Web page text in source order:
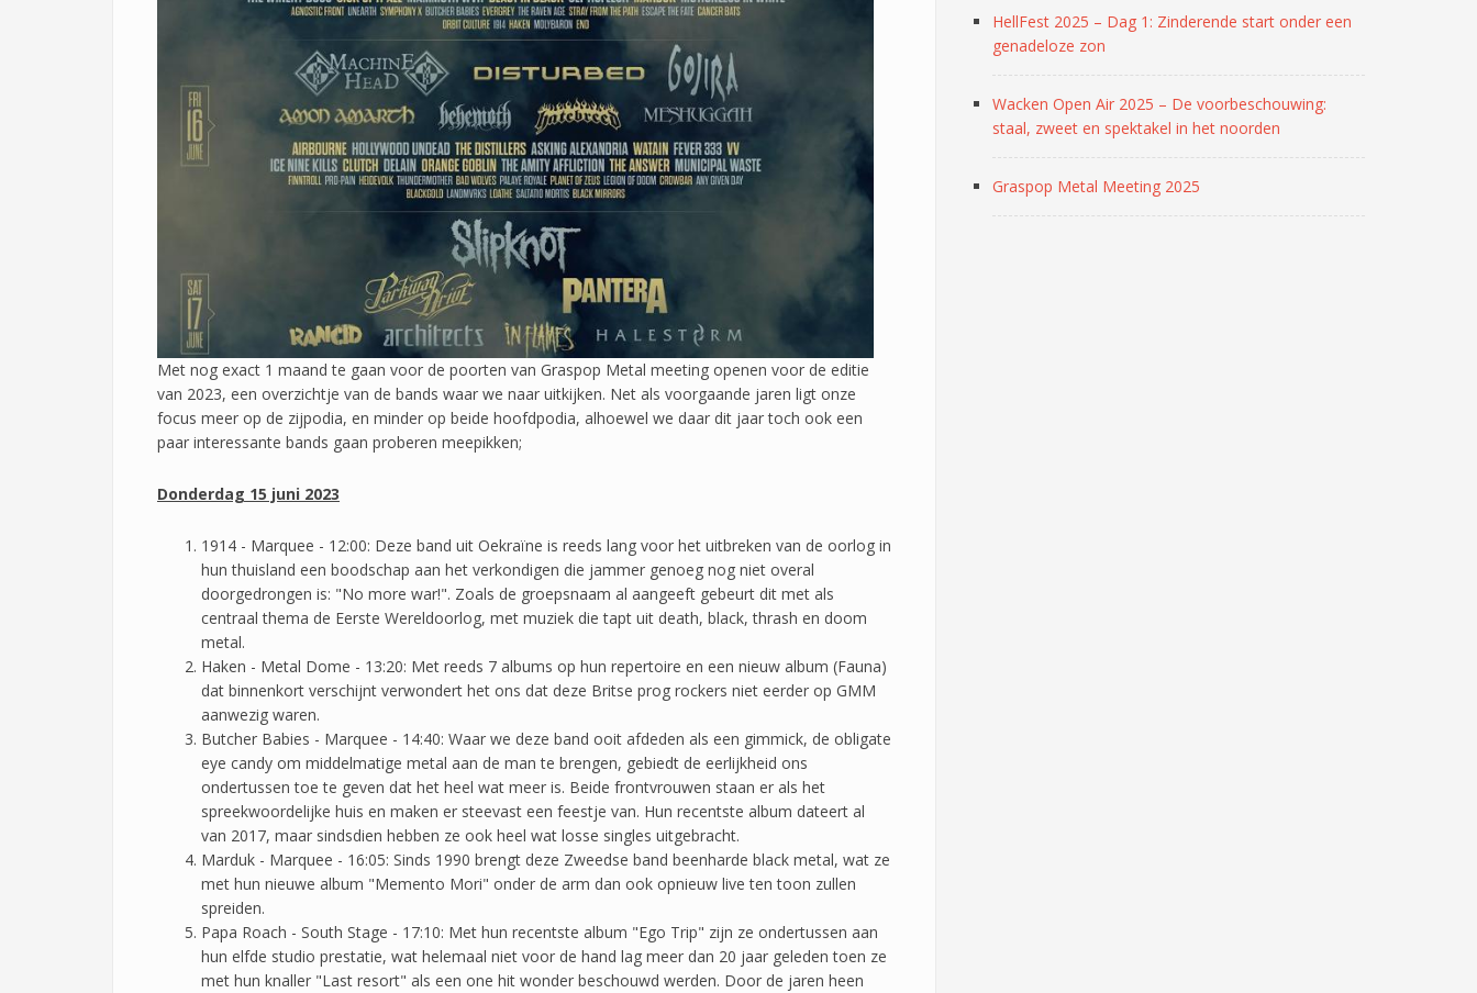
Met nog exact 1 maand te gaan voor de poorten van Graspop Metal meeting openen voor de editie
van 2023, een overzichtje van de bands waar we naar uitkijken. Net als voorgaande jaren ligt onze
focus meer op de zijpodia, en minder op beide hoofdpodia, alhoewel we daar dit jaar toch ook een
paar interessante bands gaan proberen meepikken;
Donderdag 15 juni 2023
1914 - Marquee - 12:00: Deze band uit Oekraïne is reeds lang voor het uitbreken van de oorlog in
hun thuisland een boodschap aan het verkondigen die jammer genoeg nog niet overal
doorgedrongen is: "No more war!". Zoals de groepsnaam al aangeeft gebeurt dit met als
centraal thema de Eerste Wereldoorlog, met muziek die tapt uit death, black, thrash en doom
metal.
Haken - Metal Dome - 13:20: Met reeds 7 albums op hun repertoire en een nieuw album (Fauna)
dat binnenkort verschijnt verwondert het ons dat deze Britse prog rockers niet eerder op GMM
aanwezig waren.
Butcher Babies - Marquee - 14:40: Waar we deze band ooit afdeden als een gimmick, de obligate
eye candy om middelmatige metal aan de man te brengen, gebiedt de eerlijkheid ons
ondertussen toe te geven dat het heel wat meer is. Beide frontvrouwen staan er als het
spreekwoordelijke huis en maken er steevast een feestje van. Hun recentste album dateert al
van 2017, maar sindsdien hebben ze ook heel wat losse singles uitgebracht.
Marduk - Marquee - 16:05: Sinds 1990 brengt deze Zweedse band beenharde black metal, wat ze
met hun nieuwe album "Memento Mori" onder de arm dan ook opnieuw live ten toon zullen
spreiden.
Papa Roach - South Stage - 17:10: Met hun recentste album "Ego Trip" zijn ze ondertussen aan
hun elfde studio prestatie, wat helemaal niet voor de hand lag meer dan 20 jaar geleden toen ze
met hun knaller "Last resort" als een one hit wonder beschouwd werden. Door de jaren heen
HellFest 2025 – Dag 1: Zinderende start onder een
genadeloze zon
Wacken Open Air 2025 – De voorbeschouwing:
staal, zweet en spektakel in het noorden
Graspop Metal Meeting 2025